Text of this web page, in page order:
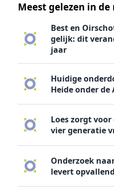
Meest gelezen in de
Best en
gelijk: dit
jaar
Huidige
Heide onder
Loes zorgt
vier generatie
Onderzoek
levert